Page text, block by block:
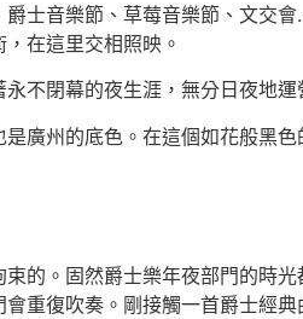
音樂節、草莓音樂節、文交會
在這里交相照映。
閉幕的夜生涯，無分日夜地運
州的底色。在這個如花般黑色
。固然爵士樂年夜部門的時光
重復吹奏。剛接觸一首爵士經